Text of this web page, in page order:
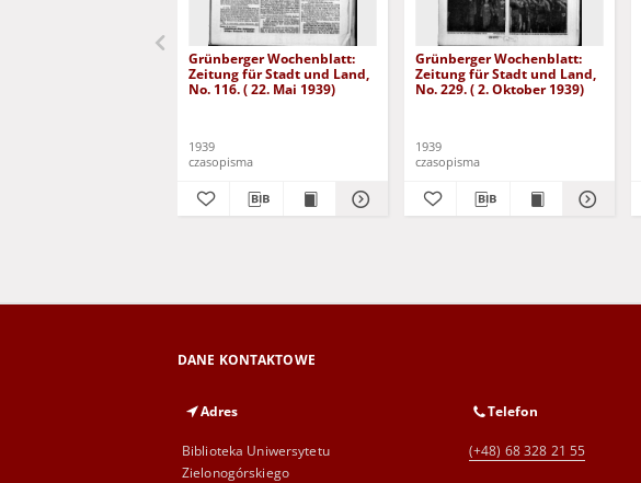
Grünberger Wochenblatt:
Zeitung für Stadt und Land,
No. 116. ( 22. Mai 1939)
1939
czasopisma
Grünberger Wochenblatt:
Zeitung für Stadt und Land,
No. 229. ( 2. Oktober 1939)
1939
czasopisma
DANE KONTAKTOWE
Adres
Biblioteka Uniwersytetu
Zielonogórskiego
Telefon
(+48) 68 328 21 55